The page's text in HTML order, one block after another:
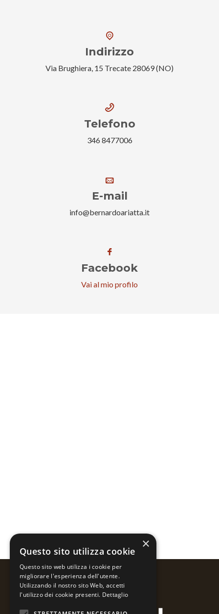
Indirizzo
Via Brughiera, 15 Trecate 28069 (NO)
Telefono
346 8477006
E-mail
info@bernardoariatta.it
Facebook
Vai al mio profilo
×
Questo sito utilizza cookie
Questo sito web utilizza i cookie per
migliorare l'esperienza dell'utente.
Utilizzando il nostro sito Web, accetti
l'utilizzo dei cookie presenti. Dettaglio